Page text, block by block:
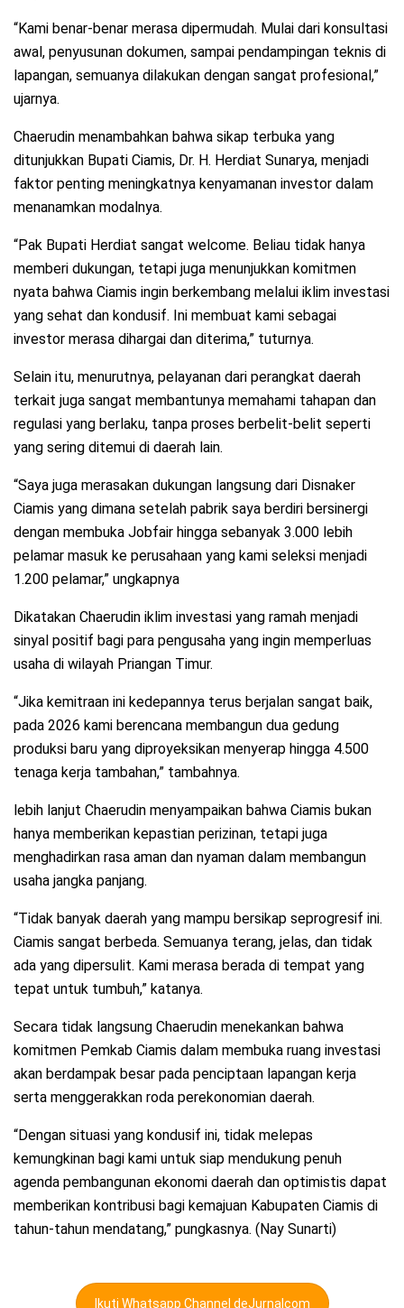
“Kami benar-benar merasa dipermudah. Mulai dari konsultasi
awal, penyusunan dokumen, sampai pendampingan teknis di
lapangan, semuanya dilakukan dengan sangat profesional,”
ujarnya.
Chaerudin menambahkan bahwa sikap terbuka yang
ditunjukkan Bupati Ciamis, Dr. H. Herdiat Sunarya, menjadi
faktor penting meningkatnya kenyamanan investor dalam
menanamkan modalnya.
“Pak Bupati Herdiat sangat welcome. Beliau tidak hanya
memberi dukungan, tetapi juga menunjukkan komitmen
nyata bahwa Ciamis ingin berkembang melalui iklim investasi
yang sehat dan kondusif. Ini membuat kami sebagai
investor merasa dihargai dan diterima,” tuturnya.
Selain itu, menurutnya, pelayanan dari perangkat daerah
terkait juga sangat membantunya memahami tahapan dan
regulasi yang berlaku, tanpa proses berbelit-belit seperti
yang sering ditemui di daerah lain.
“Saya juga merasakan dukungan langsung dari Disnaker
Ciamis yang dimana setelah pabrik saya berdiri bersinergi
dengan membuka Jobfair hingga sebanyak 3.000 lebih
pelamar masuk ke perusahaan yang kami seleksi menjadi
1.200 pelamar,” ungkapnya
Dikatakan Chaerudin iklim investasi yang ramah menjadi
sinyal positif bagi para pengusaha yang ingin memperluas
usaha di wilayah Priangan Timur.
“Jika kemitraan ini kedepannya terus berjalan sangat baik,
pada 2026 kami berencana membangun dua gedung
produksi baru yang diproyeksikan menyerap hingga 4.500
tenaga kerja tambahan,” tambahnya.
lebih lanjut Chaerudin menyampaikan bahwa Ciamis bukan
hanya memberikan kepastian perizinan, tetapi juga
menghadirkan rasa aman dan nyaman dalam membangun
usaha jangka panjang.
“Tidak banyak daerah yang mampu bersikap seprogresif ini.
Ciamis sangat berbeda. Semuanya terang, jelas, dan tidak
ada yang dipersulit. Kami merasa berada di tempat yang
tepat untuk tumbuh,” katanya.
Secara tidak langsung Chaerudin menekankan bahwa
komitmen Pemkab Ciamis dalam membuka ruang investasi
akan berdampak besar pada penciptaan lapangan kerja
serta menggerakkan roda perekonomian daerah.
“Dengan situasi yang kondusif ini, tidak melepas
kemungkinan bagi kami untuk siap mendukung penuh
agenda pembangunan ekonomi daerah dan optimistis dapat
memberikan kontribusi bagi kemajuan Kabupaten Ciamis di
tahun-tahun mendatang,” pungkasnya. (Nay Sunarti)
Ikuti Whatsapp Channel deJurnalcom